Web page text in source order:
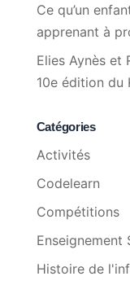
Ce qu’un
apprenant à
Elies Aynès et
10e édition du
Catégories
Activités
Codelearn
Compétitions
Enseignement
Histoire de